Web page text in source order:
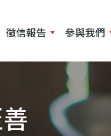
徵信報告 參與我們